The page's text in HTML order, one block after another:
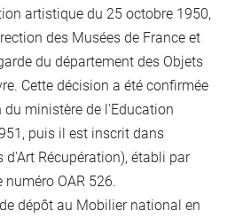
artistique du 25 octobre 1950,
des Musées de France et
du département des Objets
Cette décision a été confirmée
ministère de l'Education
puis il est inscrit dans
d'Art Récupération), établi par
numéro OAR 526.
dépôt au Mobilier national en